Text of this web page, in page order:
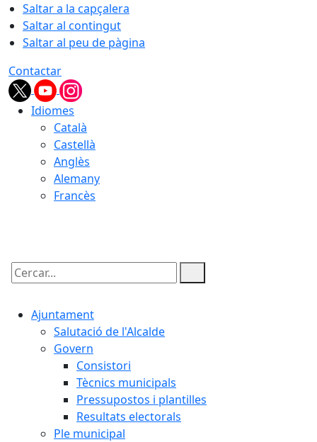
Saltar a la capçalera
Saltar al contingut
Saltar al peu de pàgina
Contactar
Idiomes
Català
Castellà
Anglès
Alemany
Francès
Cercar:
Ajuntament
Salutació de l'Alcalde
Govern
Consistori
Tècnics municipals
Pressupostos i plantilles
Resultats electorals
Ple municipal